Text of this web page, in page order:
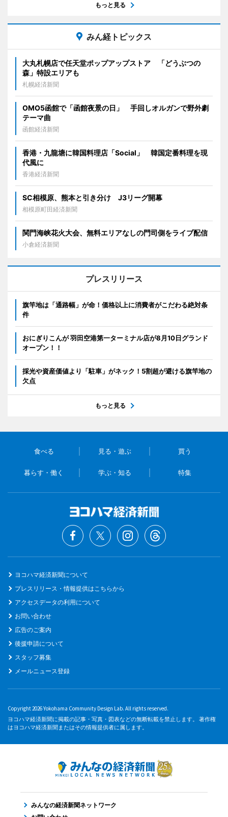
もっと見る
みん経トピックス
大丸札幌店で任天堂ポップアップストア 「どうぶつの
森」特設エリアも
札幌経済新聞
OMO5函館で「函館夜景の日」 手回しオルガンで野外劇
テーマ曲
函館経済新聞
香港・九龍塘に韓国料理店「Social」 韓国定番料理を現
代風に
香港経済新聞
SC相模原、熊本と引き分け J3リーグ開幕
相模原町田経済新聞
関門海峡花火大会、無料エリアなしの門司側をライブ配信
小倉経済新聞
プレスリリース
旗竿地は「通路幅」が命！価格以上に消費者がこだわる絶対条
件
おにぎりこんが 羽田空港第一ターミナル店が8月10日グランド
オープン！！
採光や資産価値より「駐車」がネック！5割超が避ける旗竿地の
欠点
もっと見る
食べる 見る・遊ぶ 買う
暮らす・働く 学ぶ・知る 特集
ヨコハマ経済新聞について
プレスリリース・情報提供はこちらから
アクセスデータの利用について
お問い合わせ
広告のご案内
後援申請について
スタッフ募集
メールニュース登録
Copyright 2026 Yokohama Community Design Lab. All rights reserved.
ヨコハマ経済新聞に掲載の記事・写真・図表などの無断転載を禁止します。 著作権
はヨコハマ経済新聞またはその情報提供者に属します。
みんなの経済新聞ネットワーク